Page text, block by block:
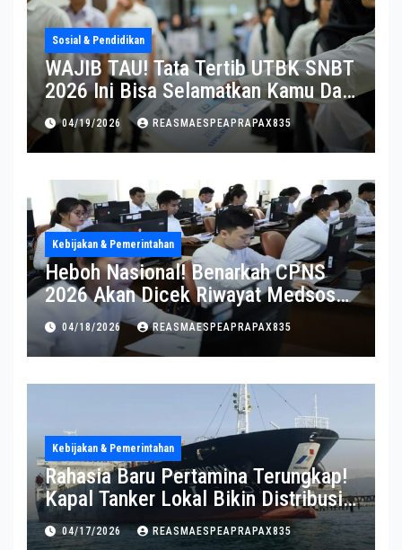
Sosial & Pendidikan
WAJIB TAU! Tata Tertib UTBK SNBT
2026 Ini Bisa Selamatkan Kamu Dari
Diskualifikasi
04/19/2026 REASMAESPEAPRAPAX835
Kebijakan & Pemerintahan
Heboh Nasional! Benarkah CPNS
2026 Akan Dicek Riwayat Medsos?
Pernyataan BKN Bikin Heboh
04/18/2026 REASMAESPEAPRAPAX835
Kebijakan & Pemerintahan
Rahasia Baru Pertamina Terungkap!
Kapal Tanker Lokal Bikin Distribusi
RI Makin Kuat
04/17/2026 REASMAESPEAPRAPAX835